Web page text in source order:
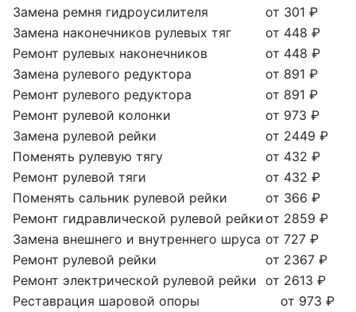
Замена ремня гидроусилителя
от 301 ₽
Замена наконечников рулевых тяг
от 448 ₽
Ремонт рулевых наконечников
от 448 ₽
Замена рулевого редуктора
от 891 ₽
Ремонт рулевого редуктора
от 891 ₽
Ремонт рулевой колонки
от 973 ₽
Замена рулевой рейки
от 2449 ₽
Поменять рулевую тягу
от 432 ₽
Ремонт рулевой тяги
от 432 ₽
Поменять сальник рулевой рейки
от 366 ₽
Ремонт гидравлической рулевой рейкиот 2859 ₽
Замена внешнего и внутреннего шруса от 727 ₽
Ремонт рулевой рейки
от 2367 ₽
Ремонт электрической рулевой рейки от 2613 ₽
Реставрация шаровой опоры
от 973 ₽